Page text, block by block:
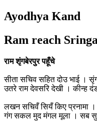
Ayodhya Kand
Ram reach
राम शृंगबेरपुर पहूँचे
सीता सचिव सहित दोउ भाई ।
उतरे राम देवसरि देखी । कीन्ह
लखन सचिवँ सियँ किए प्रनामा
गंग सकल मुद मंगल मूला । सब